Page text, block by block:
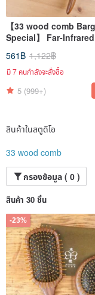
【33 wood comb
Special】 Far-Infrared
Golden Comb Upgrade
Version (Dual-Layer
Cushion Patented
561฿ 1,122฿
มี 7 คนกำลังจะสั่งซื้อ
5 (999+)
สินค้าในสตูดิโอ
33 wood comb
กรองข้อมูล ( 0 )
สินค้า 30 ชิ้น
-23%